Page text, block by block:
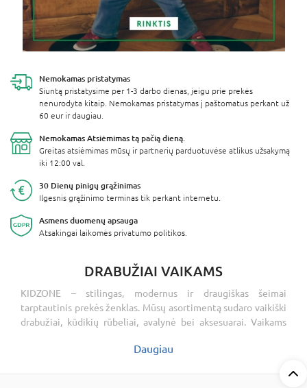
Nemokamas pristatymas
Siuntą pristatysime per 1-3 darbo dienas, jeigu prie prekės
nenurodyta kitaip. Nemokamas pristatymas į paštomatus perkant už
60 eur ir daugiau.
Nemokamas Atsiėmimas tą pačią dieną.
Greitas atsiėmimas mūsų ir partnerių parduotuvėse atlikus užsakymą
iki 12:00 val.
30 Dienų pinigų grąžinimas
Ilgesnis grąžinimo terminas tik perkant internetu.
Asmens duomenų apsauga
Atsakingai laikomės privatumo politikos.
DRABUŽIAI VAIKAMS
KIDZONE – stilingas, modernus ir draugiškas šeimai
tarptautinis prekės ženklas. Mūsų asortimentą sudaro vaikiški
drabužiai, kūdikių rūbeliai, avalynė bei aksesuarai. Vaikams
rūbeliai bei drabužiai vaikams. Tad mūsų internetinė
Daugiau